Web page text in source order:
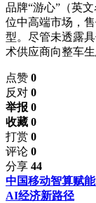
品牌“游心”（英
位中高端市场，
型。尽管未透露
术供应商向整车
点赞 0
反对 0
举报 0
收藏 0
打赏 0
评论 0
分享 44
中国移动智算赋
AI经济新路径